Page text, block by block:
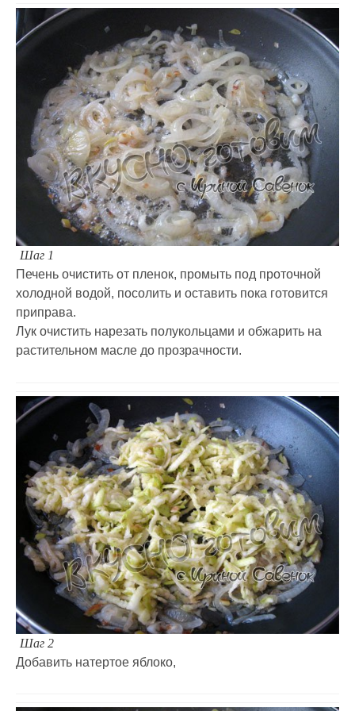
Шаг 1
Печень очистить от пленок, промыть под проточной
холодной водой, посолить и оставить пока готовится
приправа.
Лук очистить нарезать полукольцами и обжарить на
растительном масле до прозрачности.
Шаг 2
Добавить натертое яблоко,